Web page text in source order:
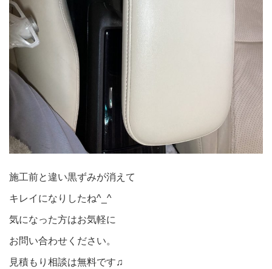
施工前と違い黒ずみが消えて
キレイになりしたね^_^
気になった方はお気軽に
お問い合わせください。
見積もり相談は無料です♫